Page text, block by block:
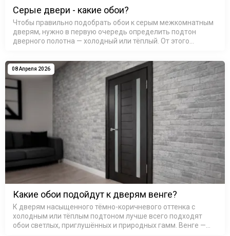
Серые двери - какие обои?
Чтобы правильно подобрать обои к серым межкомнатным
дверям, нужно в первую очередь определить подтон
дверного полотна — холодный или тёплый. От этого
тёплого с холодным без…
08 Апреля 2026
Какие обои подойдут к дверям венге?
К дверям насыщенного тёмно-коричневого оттенка с
холодным или тёплым подтоном лучше всего подходят
обои светлых, приглушённых и природных гамм. Венге —